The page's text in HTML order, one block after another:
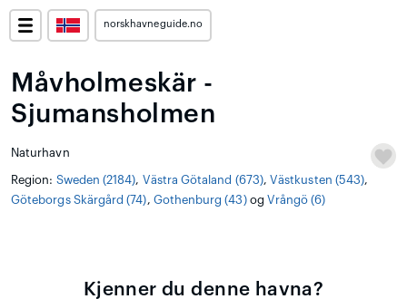
norskhavneguide.no
Måvholmeskär -
Sjumansholmen
Naturhavn
Region: Sweden (2184), Västra Götaland (673),Västkusten (543),
Göteborgs Skärgård (74), Gothenburg (43)og Vrångö (6)
Kjenner du denne havna?